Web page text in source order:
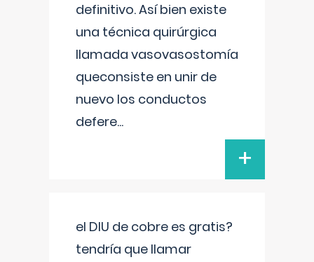
definitivo. Así bien existe
una técnica quirúrgica
llamada vasovasostomía
queconsiste en unir de
nuevo los conductos
defere...
+
el DIU de cobre es gratis?
tendría que llamar